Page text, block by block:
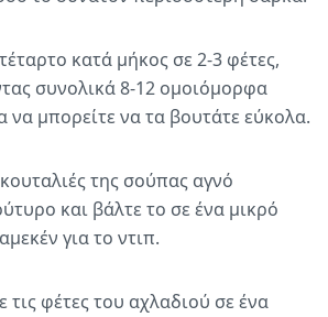
κατά μήκος σε 2-3 φέτες,
συνολικά 8-12 ομοιόμορφα
να μπορείτε να τα βουτάτε εύκολα.
της σούπας αγνό
και βάλτε το σε ένα μικρό
για το ντιπ.
τις φέτες του αχλαδιού σε ένα